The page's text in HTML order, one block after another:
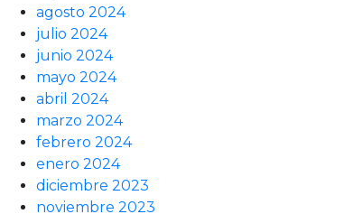
agosto 2024
julio 2024
junio 2024
mayo 2024
abril 2024
marzo 2024
febrero 2024
enero 2024
diciembre 2023
noviembre 2023